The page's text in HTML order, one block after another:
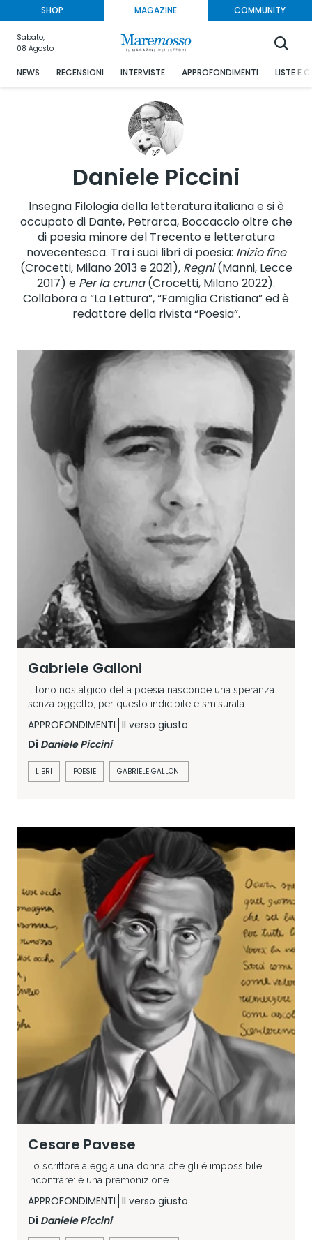
SHOP MAGAZINE COMMUNITY
Sabato,
08 Agosto
NEWS RECENSIONI INTERVISTE APPROFONDIMENTI LISTE E
Daniele Piccini
Insegna Filologia della letteratura italiana e si è
occupato di Dante, Petrarca, Boccaccio oltre che
di poesia minore del Trecento e letteratura
novecentesca. Tra i suoi libri di poesia: Inizio fine
(Crocetti, Milano 2013 e 2021), Regni(Manni, Lecce
2017) e Per la cruna(Crocetti, Milano 2022).
Collabora a “La Lettura”, “Famiglia Cristiana” ed è
redattore della rivista “Poesia”.
Gabriele Galloni
Il tono nostalgico della poesia nasconde una speranza
senza oggetto, per questo indicibile e smisurata
APPROFONDIMENTI Il verso giusto
Di Daniele Piccini
LIBRI POESIE GABRIELE GALLONI
Cesare Pavese
Lo scrittore aleggia una donna che gli è impossibile
incontrare: è una premonizione.
APPROFONDIMENTI Il verso giusto
Di Daniele Piccini